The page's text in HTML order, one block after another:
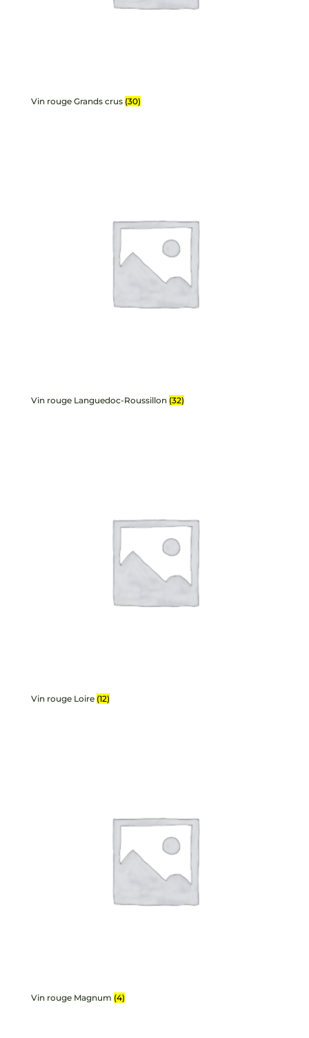
Vin rouge Grands crus (30)
Vin rouge Languedoc-Roussillon (32)
Vin rouge Loire (12)
Vin rouge Magnum (4)